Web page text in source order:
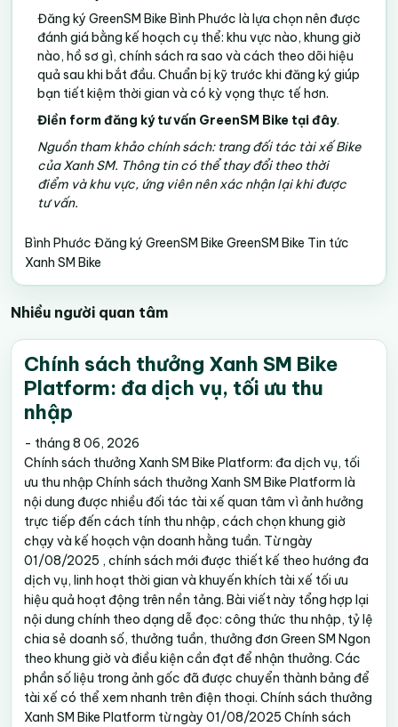
Đăng ký GreenSM Bike Bình Phước là lựa chọn nên được
đánh giá bằng kế hoạch cụ thể: khu vực nào, khung giờ
nào, hồ sơ gì, chính sách ra sao và cách theo dõi hiệu
quả sau khi bắt đầu. Chuẩn bị kỹ trước khi đăng ký giúp
bạn tiết kiệm thời gian và có kỳ vọng thực tế hơn.
Điền form đăng ký tư vấn GreenSM Bike tại đây.
Nguồn tham khảo chính sách: trang đối tác tài xế Bike
của Xanh SM. Thông tin có thể thay đổi theo thời
điểm và khu vực, ứng viên nên xác nhận lại khi được
tư vấn.
Bình Phước Đăng ký GreenSM Bike GreenSM Bike Tin tức
Xanh SM Bike
Nhiều người quan tâm
Chính sách thưởng Xanh SM Bike
Platform: đa dịch vụ, tối ưu thu
nhập
- tháng 8 06, 2026
Chính sách thưởng Xanh SM Bike Platform: đa dịch vụ, tối
ưu thu nhập Chính sách thưởng Xanh SM Bike Platform là
nội dung được nhiều đối tác tài xế quan tâm vì ảnh hưởng
trực tiếp đến cách tính thu nhập, cách chọn khung giờ
chạy và kế hoạch vận doanh hằng tuần. Từ ngày
01/08/2025 , chính sách mới được thiết kế theo hướng đa
dịch vụ, linh hoạt thời gian và khuyến khích tài xế tối ưu
hiệu quả hoạt động trên nền tảng. Bài viết này tổng hợp lại
nội dung chính theo dạng dễ đọc: công thức thu nhập, tỷ lệ
chia sẻ doanh số, thưởng tuần, thưởng đơn Green SM Ngon
theo khung giờ và điều kiện cần đạt để nhận thưởng. Các
phần số liệu trong ảnh gốc đã được chuyển thành bảng để
tài xế có thể xem nhanh trên điện thoại. Chính sách thưởng
Xanh SM Bike Platform từ ngày 01/08/2025 Chính sách